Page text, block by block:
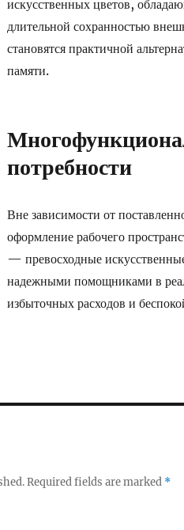
искусственных цветов,
длительной сохранностью
становятся практичной
памяти.
потребности
Вне зависимости от
оформление рабочего
— превосходные
надежными помощниками в
избыточных расходов и
Required fields are marked *